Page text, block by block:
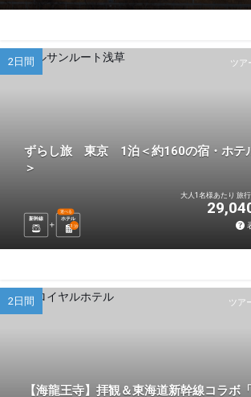
ツア
2日間
ずらし旅 東京 1泊＜約160の宿・ホテ
＞
新幹線 ホテル
選べる
1 泊
大人1名様あたり 旅
ツア
2日間
【海龍王寺】拝観＆東海道新幹線コラボ